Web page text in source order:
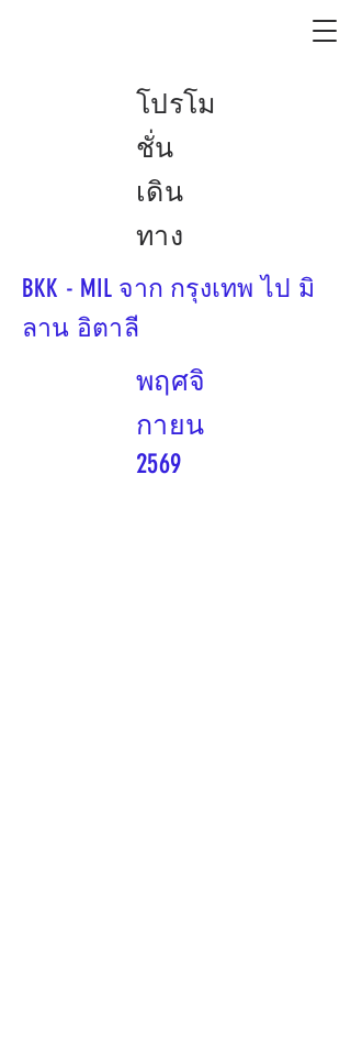
โปรโม
ชั่น
เดิน
ทาง
BKK - MIL จาก กรุงเทพ ไป มิ
ลาน อิตาลี
พฤศจิ
กายน
2569